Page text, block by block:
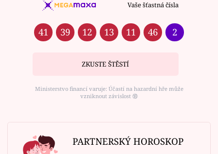
Vaše šťastná čísla
41 39 12 13 11 46 2
ZKUSTE ŠTĚSTÍ
Ministerstvo financí varuje: Účastí na hazardní hře může
vzniknout závislost ⑱
PARTNERSKÝ HOROSKOP